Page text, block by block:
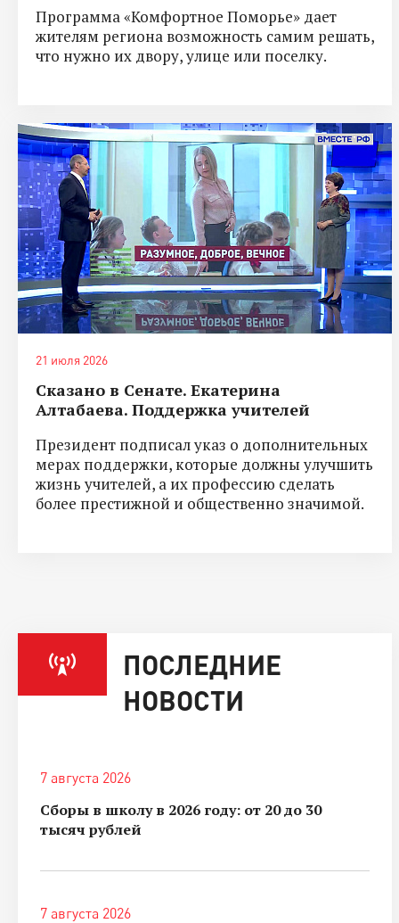
Программа «Комфортное Поморье» дает
жителям региона возможность самим решать,
что нужно их двору, улице или поселку.
21 июля 2026
Сказано в Сенате. Екатерина
Алтабаева. Поддержка учителей
Президент подписал указ о дополнительных
мерах поддержки, которые должны улучшить
жизнь учителей, а их профессию сделать
более престижной и общественно значимой.
ПОСЛЕДНИЕ
НОВОСТИ
7 августа 2026
Сборы в школу в 2026 году: от 20 до 30
тысяч рублей
7 августа 2026